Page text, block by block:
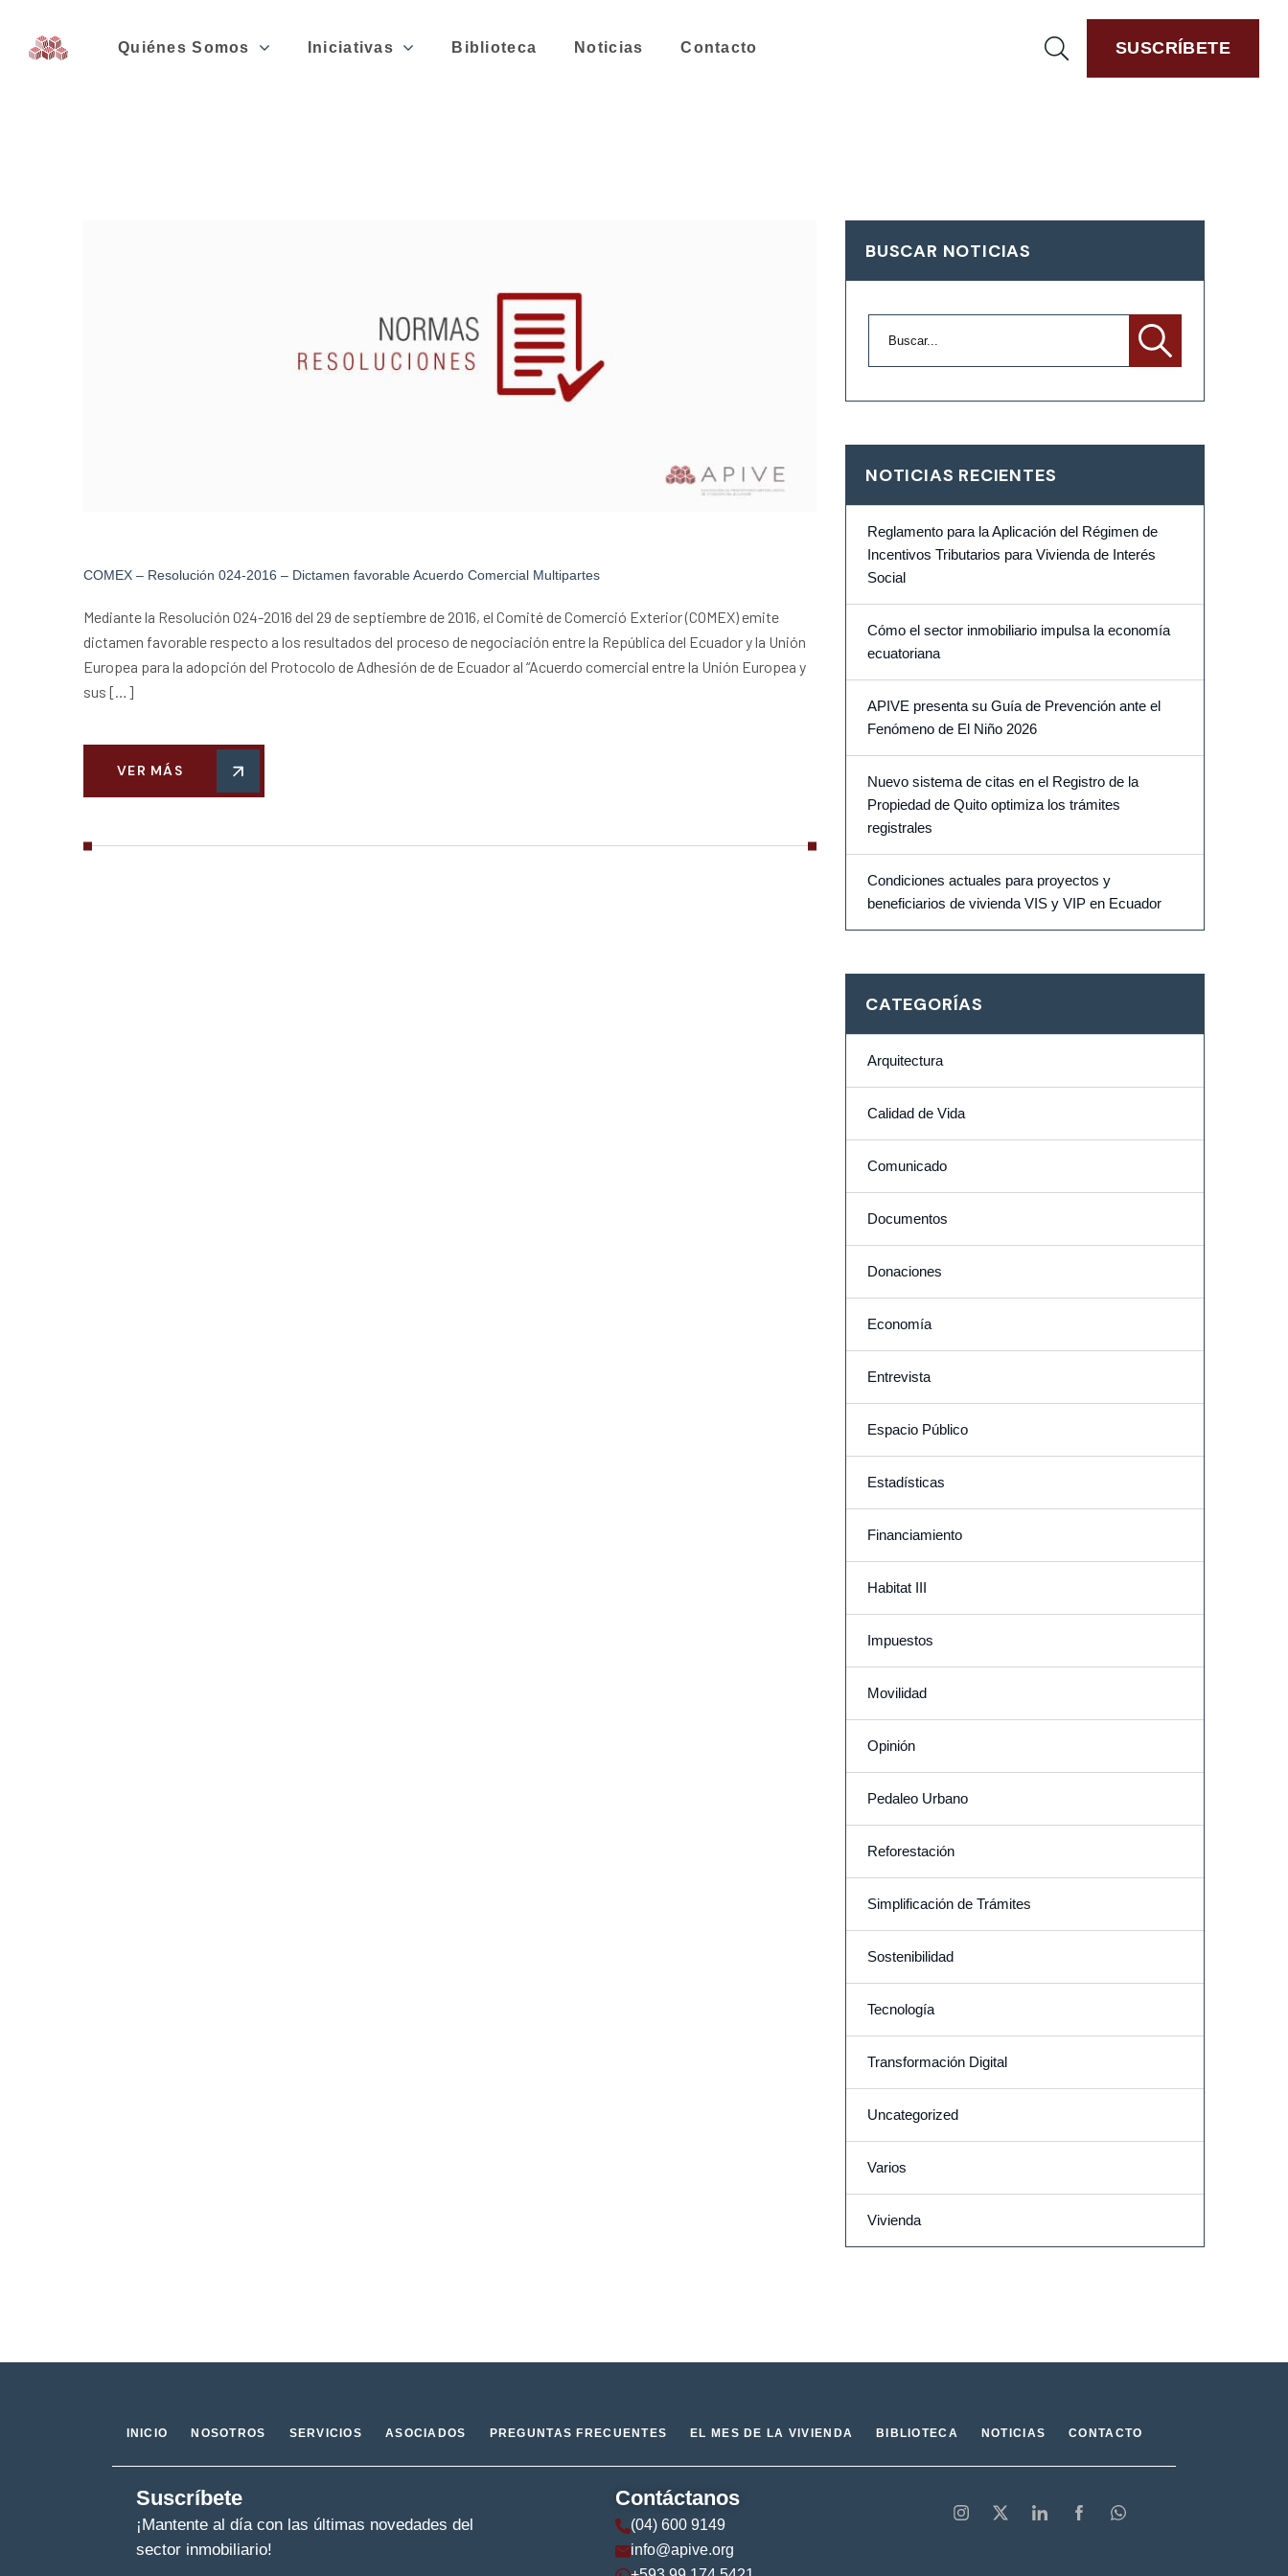
Quiénes Somos Iniciativas Biblioteca Noticias Contacto SUSCRÍBETE
COMEX – Resolución 024-2016 – Dictamen favorable Acuerdo Comercial Multipartes
Mediante la Resolución 024-2016 del 29 de septiembre de 2016, el Comité de Comerció Exterior (COMEX) emite
dictamen favorable respecto a los resultados del proceso de negociación entre la República del Ecuador y la Unión
Europea para la adopción del Protocolo de Adhesión de de Ecuador al “Acuerdo comercial entre la Unión Europea y
sus […]
VER MÁS
BUSCAR NOTICIAS
NOTICIAS RECIENTES
Reglamento para la Aplicación del Régimen de
Incentivos Tributarios para Vivienda de Interés
Social
Cómo el sector inmobiliario impulsa la economía
ecuatoriana
APIVE presenta su Guía de Prevención ante el
Fenómeno de El Niño 2026
Nuevo sistema de citas en el Registro de la
Propiedad de Quito optimiza los trámites
registrales
Condiciones actuales para proyectos y
beneficiarios de vivienda VIS y VIP en Ecuador
CATEGORÍAS
Arquitectura
Calidad de Vida
Comunicado
Documentos
Donaciones
Economía
Entrevista
Espacio Público
Estadísticas
Financiamiento
Habitat III
Impuestos
Movilidad
Opinión
Pedaleo Urbano
Reforestación
Simplificación de Trámites
Sostenibilidad
Tecnología
Transformación Digital
Uncategorized
Varios
Vivienda
INICIO NOSOTROS SERVICIOS ASOCIADOS PREGUNTAS FRECUENTES EL MES DE LA VIVIENDA BIBLIOTECA NOTICIAS CONTACTO
Suscríbete
¡Mantente al día con las últimas novedades del
sector inmobiliario!
Contáctanos
(04) 600 9149
info@apive.org